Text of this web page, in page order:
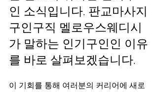
인 소식입니다. 판교마사지
구인구직 멜로우스웨디시
가 말하는 인기구인인 이유
를 바로 살펴보겠습니다.
이 기회를 통해 여러분의 커리어에 새로